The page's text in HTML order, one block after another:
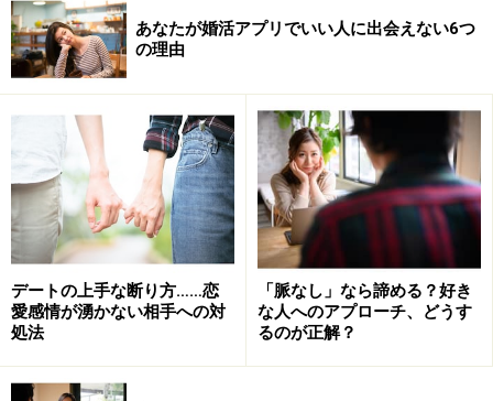
で戻ってきたりするものです。特に身近の幸せな結婚生
活を送ってる既婚者の意見はとてもオススメしますよ。
＞引き続きあなたを守るための危険な男からの簡単にで
きる見分け方！
※記事内容は執筆時点のものです。最新の内容をご確認くださ
い。
次のページへ
あなたが婚活アプリでいい人に出会えない6つ
の理由
デートの上手な断り方……恋
愛感情が湧かない相手への対
処法
「脈なし」なら諦める？好き
な人へのアプローチ、どうす
るのが正解？